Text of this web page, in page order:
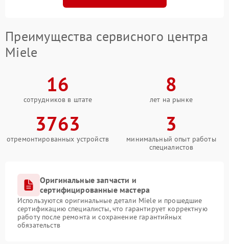
Преимущества сервисного центра
Miele
16
сотрудников в штате
8
лет на рынке
3763
отремонтированных устройств
3
минимальный опыт работы
специалистов
Оригинальные запчасти и
сертифицированные мастера
Используются оригинальные детали Miele и прошедшие
сертификацию специалисты, что гарантирует корректную
работу после ремонта и сохранение гарантийных
обязательств